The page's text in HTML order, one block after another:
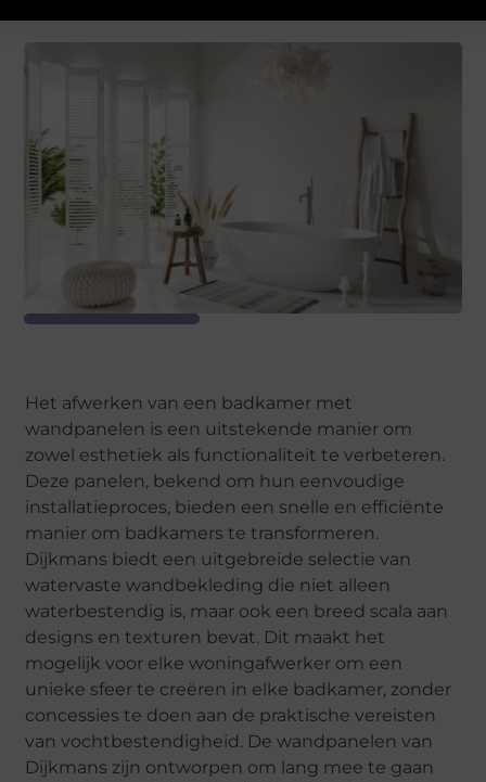
Het afwerken van een badkamer met
wandpanelen is een uitstekende manier om
zowel esthetiek als functionaliteit te verbeteren.
Deze panelen, bekend om hun eenvoudige
installatieproces, bieden een snelle en efficiënte
manier om badkamers te transformeren.
Dijkmans biedt een uitgebreide selectie van
watervaste wandbekleding die niet alleen
waterbestendig is, maar ook een breed scala aan
designs en texturen bevat. Dit maakt het
mogelijk voor elke woningafwerker om een
unieke sfeer te creëren in elke badkamer, zonder
concessies te doen aan de praktische vereisten
van vochtbestendigheid. De wandpanelen van
Dijkmans zijn ontworpen om lang mee te gaan